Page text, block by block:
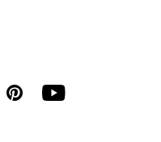
p y